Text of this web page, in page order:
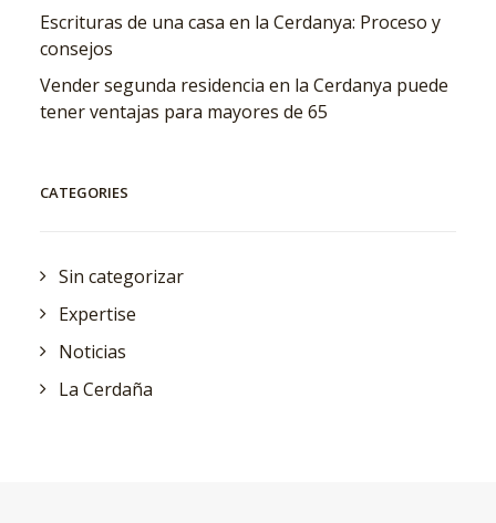
Escrituras de una casa en la Cerdanya: Proceso y
consejos
Vender segunda residencia en la Cerdanya puede
tener ventajas para mayores de 65
CATEGORIES
Sin categorizar
Expertise
Noticias
La Cerdaña